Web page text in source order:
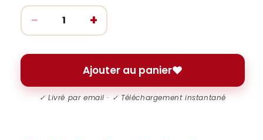
− +
Ajouter au panier
✓ Livré par email · ✓ Téléchargement instantané